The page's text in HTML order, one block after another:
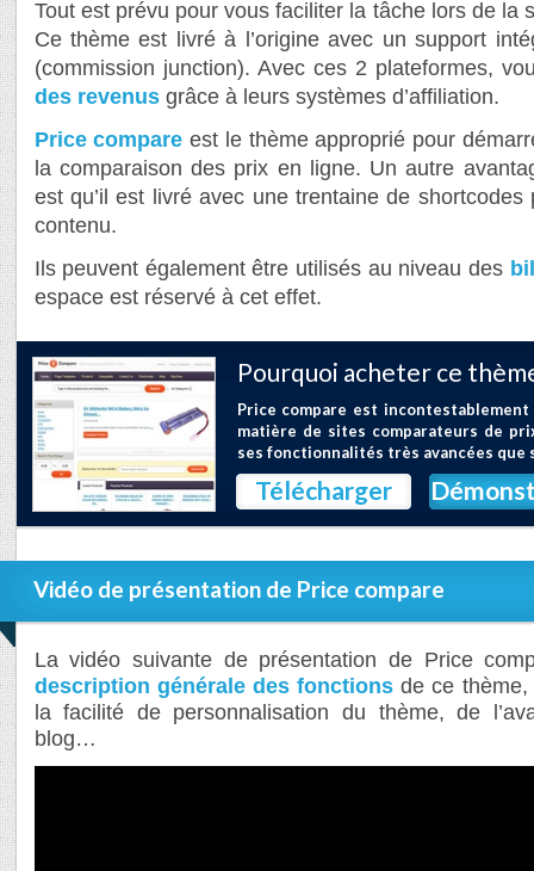
Tout est prévu pour vous faciliter la tâche lors de la
Ce thème est livré à l’origine avec un support
(commission junction). Avec ces 2 plateformes,
des revenusgrâce à leurs systèmes d’affiliation.
Price compare est le thème approprié pour
la comparaison des prix en ligne. Un autre
est qu’il est livré avec une trentaine de shortcodes
contenu.
Ils peuvent également être utilisés au niveau des
espace est réservé à cet effet.
Pourquoi acheter ce
Price compare est
matière de sites comparateurs de
ses fonctionnalités très avancées que
Télécharger
Vidéo de présentation de Price compare
La vidéo suivante de présentation de Price
description générale des fonctions de ce
la facilité de personnalisation du thème, de
blog…